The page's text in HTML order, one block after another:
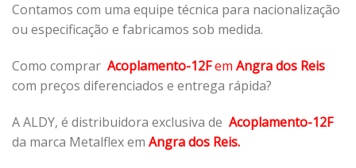
Contamos com uma equipe técnica para nacionalização
ou especificação e fabricamos sob medida.
Como comprar Acoplamento-12Fem Angra dos Reis
com preços diferenciados e entrega rápida?
A ALDY, é distribuidora exclusiva de Acoplamento-12F
da marca Metalflex em Angra dos Reis.